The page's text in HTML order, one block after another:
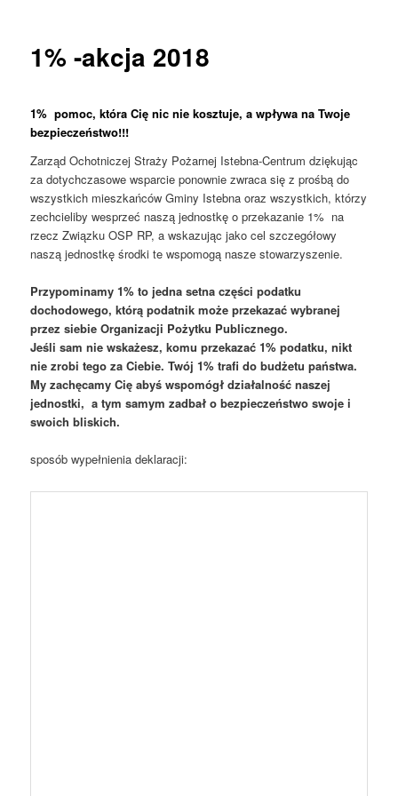
1% -akcja 2018
1% pomoc, która Cię nic nie kosztuje, a wpływa na Twoje
bezpieczeństwo!!!
Zarząd Ochotniczej Straży Pożarnej Istebna-Centrum dziękując
za dotychczasowe wsparcie ponownie zwraca się z prośbą do
wszystkich mieszkańców Gminy Istebna oraz wszystkich, którzy
zechcieliby wesprzeć naszą jednostkę o przekazanie 1% na
rzecz Związku OSP RP, a wskazując jako cel szczegółowy
naszą jednostkę środki te wspomogą nasze stowarzyszenie.
Przypominamy 1% to jedna setna części podatku
dochodowego, którą podatnik może przekazać wybranej
przez siebie Organizacji Pożytku Publicznego.
Jeśli sam nie wskażesz, komu przekazać 1% podatku, nikt
nie zrobi tego za Ciebie. Twój 1% trafi do budżetu państwa.
My zachęcamy Cię abyś wspomógł działalność naszej
jednostki, a tym samym zadbał o bezpieczeństwo swoje i
swoich bliskich.
sposób wypełnienia deklaracji: